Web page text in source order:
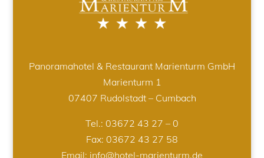
Panoramahotel & Restaurant Marienturm GmbH
Marienturm 1
07407 Rudolstadt – Cumbach
Tel.: 03672 43 27 – 0
Fax: 03672 43 27 58
Email: info@hotel-marienturm.de